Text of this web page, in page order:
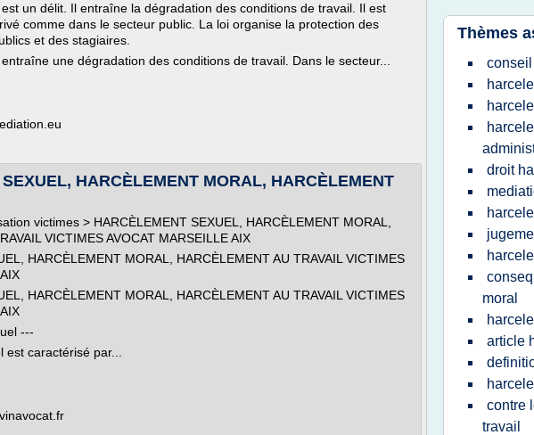
un délit. Il entraîne la dégradation des conditions de travail. Il est
comme dans le secteur public. La loi organise la protection des
et des stagiaires.
une dégradation des conditions de travail. Dans le secteur...
HARCÈLEMENT MORAL, HARCÈLEMENT
victimes > HARCÈLEMENT SEXUEL, HARCÈLEMENT MORAL,
VICTIMES AVOCAT MARSEILLE AIX
HARCÈLEMENT MORAL, HARCÈLEMENT AU TRAVAIL VICTIMES
HARCÈLEMENT MORAL, HARCÈLEMENT AU TRAVAIL VICTIMES
---
caractérisé par...
Thèmes
conseil
droit
moral
article
contre
travail